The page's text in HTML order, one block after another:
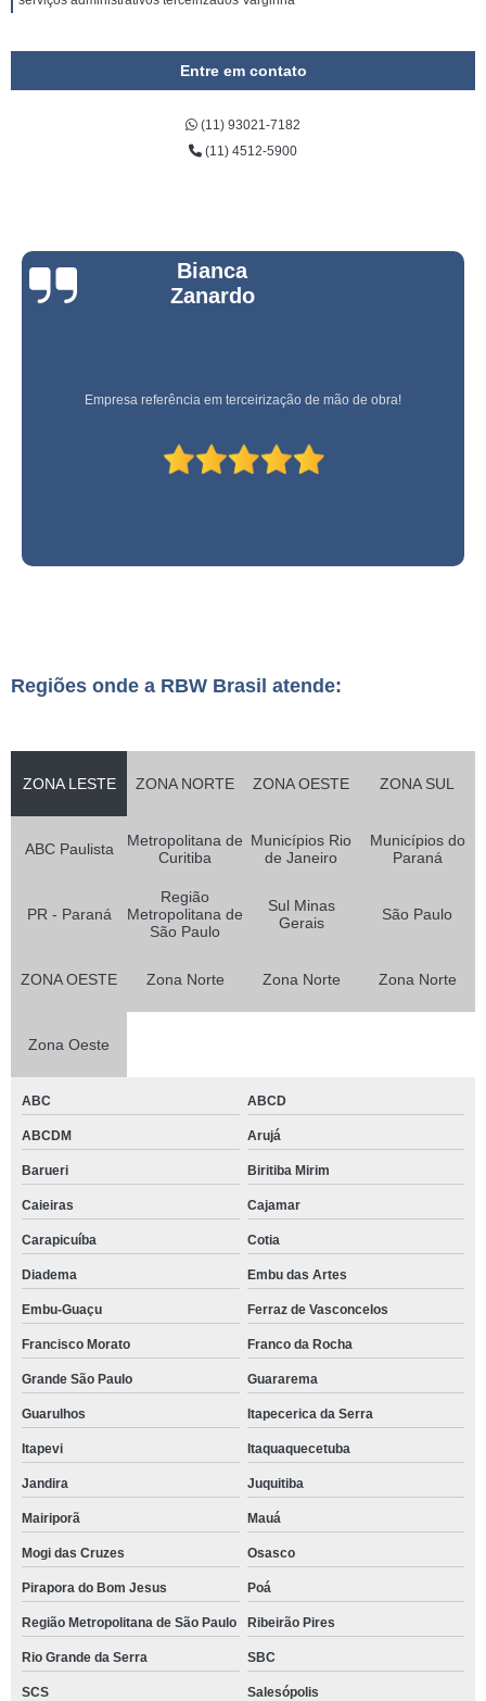
Entre em contato
(11) 93021-7182
(11) 4512-5900
Bianca
Zanardo
Empresa referência em terceirização de mão de obra!
Regiões onde a RBW Brasil atende:
ZONA LESTE ZONA NORTE ZONA OESTE ZONA SUL
ABC Paulista
Metropolitana de
Curitiba
Municípios Rio
de Janeiro
Municípios do
Paraná
PR - Paraná
Região
Metropolitana de
São Paulo
Sul Minas
Gerais
São Paulo
ZONA OESTE Zona Norte Zona Norte Zona Norte
Zona Oeste
ABC ABCD
ABCDM Arujá
Barueri Biritiba Mirim
Caieiras Cajamar
Carapicuíba Cotia
Diadema Embu das Artes
Embu-Guaçu Ferraz de Vasconcelos
Francisco Morato Franco da Rocha
Grande São Paulo Guararema
Guarulhos Itapecerica da Serra
Itapevi Itaquaquecetuba
Jandira Juquitiba
Mairiporã Mauá
Mogi das Cruzes Osasco
Pirapora do Bom Jesus Poá
Região Metropolitana de São Paulo Ribeirão Pires
Rio Grande da Serra SBC
SCS Salesópolis